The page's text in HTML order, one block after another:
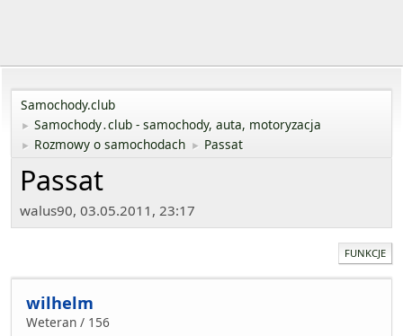
Samochody.club
► Samochody․club - samochody, auta, motoryzacja
► Rozmowy o samochodach ► Passat
Passat
walus90, 03.05.2011, 23:17
FUNKCJE
wilhelm
Weteran / 156